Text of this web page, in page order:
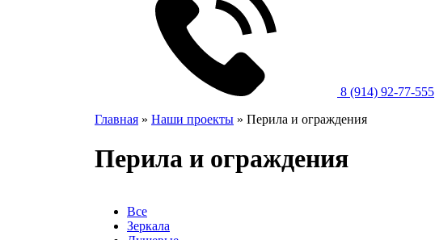
8 (914) 92-77-555
Главная » Наши проекты » Перила и ограждения
Перила и ограждения
Все
Зеркала